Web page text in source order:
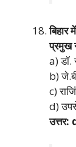
बिहार
प्रमुख
a) डॉ.
b)
c)
d)
उत्तर: